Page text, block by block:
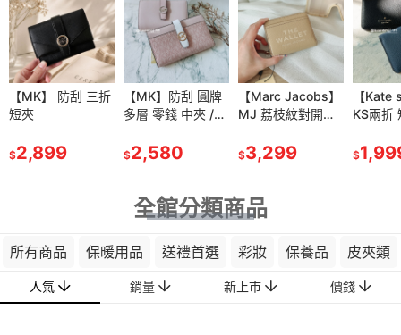
【MK】 防刮 三折
短夾
$2,899
【MK】防刮 圓牌
多層 零錢 中夾 /薄
$2,580
【Marc Jacobs】
MJ 荔枝紋對開拉
$3,299
【Kate
KS兩折
$
【資生
膠原保
【資生堂】安耐曬
金鑽 高效 防曬噴
SPF50+/PA++++
$
【雅詩蘭黛】粉持
久完美持妝粉底
$
【肌膚之鑰】光采
妝前 凝霜 SPF25P
2028/04
$
全館分類商品
所有商品 保暖用品 送禮首選 彩妝 保養品 皮夾類
人氣 銷量 新上市 價錢